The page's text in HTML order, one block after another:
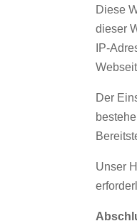
Diese
dieser
IP-
Der
Unser